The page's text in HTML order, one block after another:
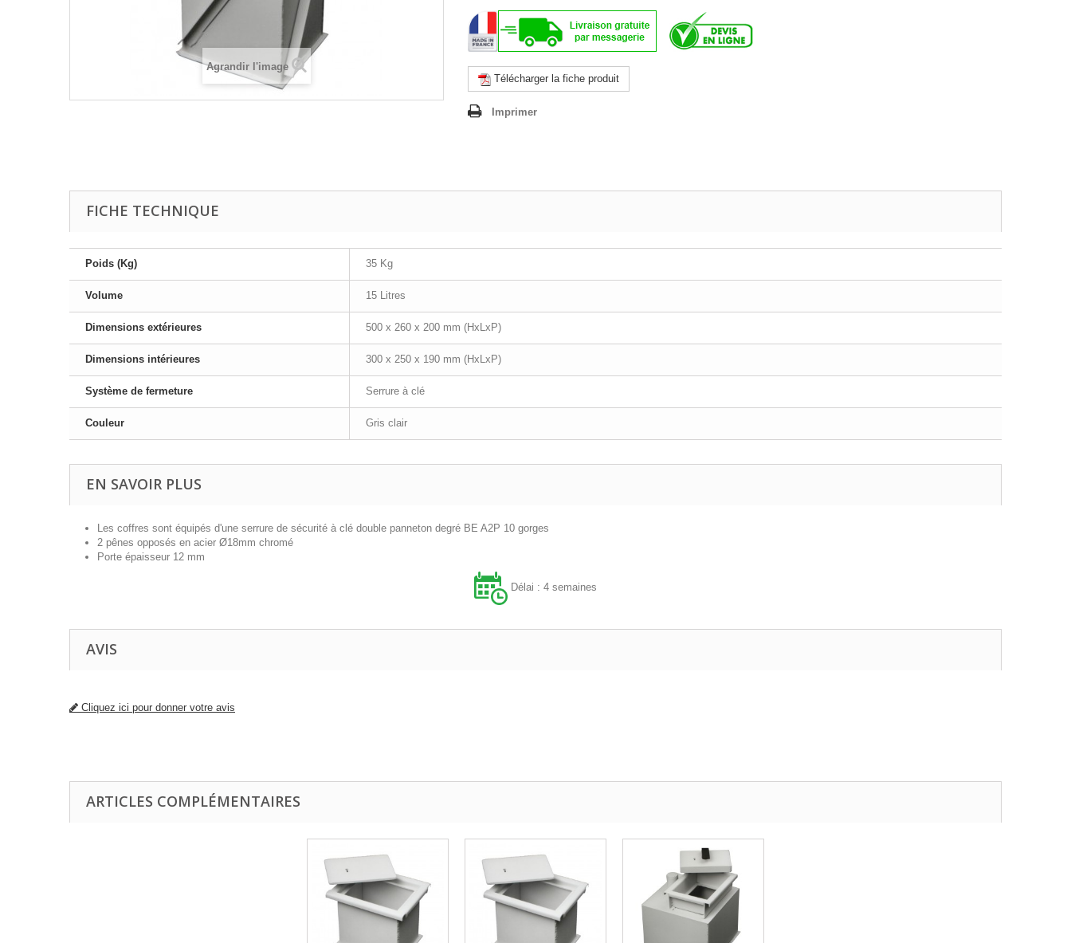
Agrandir l'image
Télécharger la fiche produit
Imprimer
FICHE TECHNIQUE
Poids (Kg) 35 Kg
Volume 15 Litres
Dimensions extérieures 500 x 260 x 200 mm (HxLxP)
Dimensions intérieures 300 x 250 x 190 mm (HxLxP)
Système de fermeture Serrure à clé
Couleur Gris clair
EN SAVOIR PLUS
Les coffres sont équipés d'une serrure de sécurité à clé double panneton degré BE A2P 10 gorges
2 pênes opposés en acier Ø18mm chromé
Porte épaisseur 12 mm
Délai : 4 semaines
AVIS
Cliquez ici pour donner votre avis
ARTICLES COMPLÉMENTAIRES